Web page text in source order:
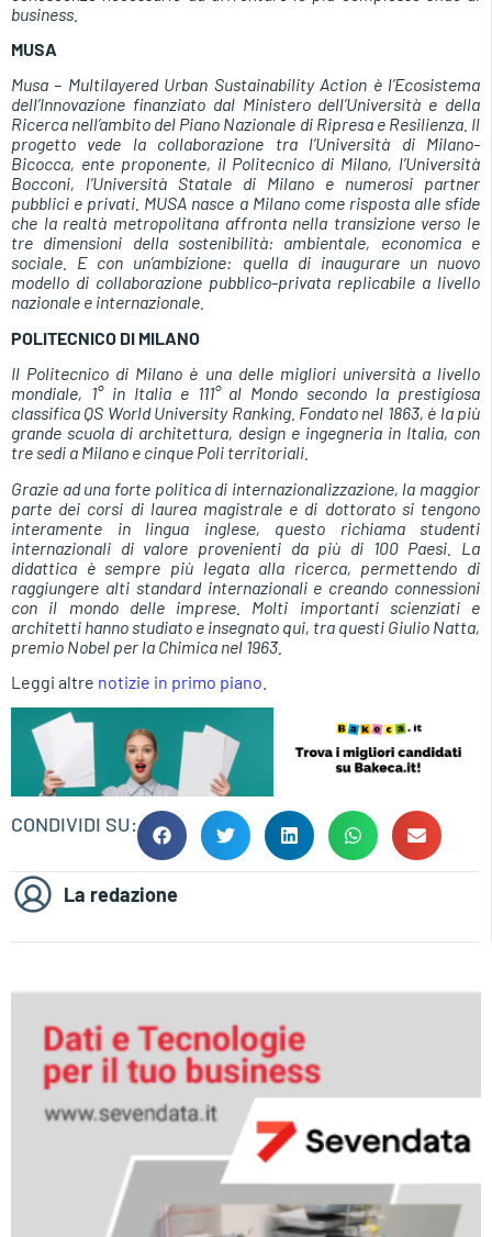
business.
MUSA
Musa – Multilayered Urban Sustainability Action è l’Ecosistema
dell’Innovazione finanziato dal Ministero dell’Università e della
Ricerca nell’ambito del Piano Nazionale di Ripresa e Resilienza. Il
progetto vede la collaborazione tra l’Università di Milano-
Bicocca, ente proponente, il Politecnico di Milano, l’Università
Bocconi, l’Università Statale di Milano e numerosi partner
pubblici e privati. MUSA nasce a Milano come risposta alle sfide
che la realtà metropolitana affronta nella transizione verso le
tre dimensioni della sostenibilità: ambientale, economica e
sociale. E con un’ambizione: quella di inaugurare un nuovo
modello di collaborazione pubblico-privata replicabile a livello
nazionale e internazionale.
POLITECNICO DI MILANO
Il Politecnico di Milano è una delle migliori università a livello
mondiale, 1° in Italia e 111° al Mondo secondo la prestigiosa
classifica QS World University Ranking. Fondato nel 1863, è la più
grande scuola di architettura, design e ingegneria in Italia, con
tre sedi a Milano e cinque Poli territoriali.
Grazie ad una forte politica di internazionalizzazione, la maggior
parte dei corsi di laurea magistrale e di dottorato si tengono
interamente in lingua inglese, questo richiama studenti
internazionali di valore provenienti da più di 100 Paesi. La
didattica è sempre più legata alla ricerca, permettendo di
raggiungere alti standard internazionali e creando connessioni
con il mondo delle imprese. Molti importanti scienziati e
architetti hanno studiato e insegnato qui, tra questi Giulio Natta,
premio Nobel per la Chimica nel 1963.
Leggi altre notizie in primo piano
CONDIVIDI SU:
La redazione